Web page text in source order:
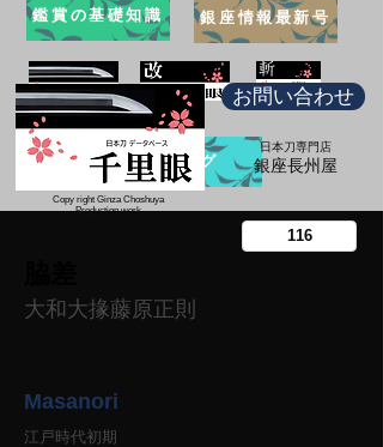
鑑賞の基礎知識 銀座情報最新号
ブログ
お問い合わせ
日本刀専門店
​銀座長州屋
Copy right Ginza Choshuya
Production work
大和大掾藤原正則
Masanori
江戸時代初期